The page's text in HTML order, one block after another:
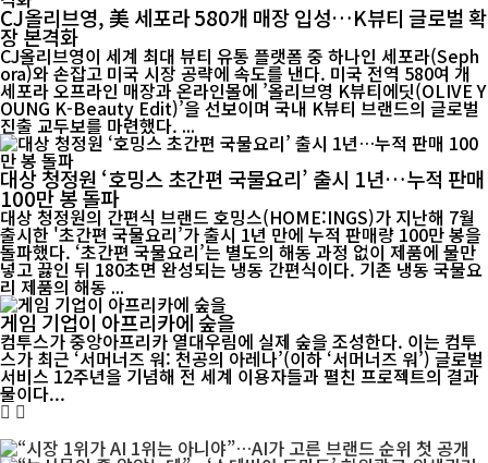
CJ올리브영, 美 세포라 580개 매장 입성…K뷰티 글로벌 확
장 본격화
CJ올리브영이 세계 최대 뷰티 유통 플랫폼 중 하나인 세포라(Seph
ora)와 손잡고 미국 시장 공략에 속도를 낸다. 미국 전역 580여 개
세포라 오프라인 매장과 온라인몰에 ’올리브영 K뷰티에딧(OLIVE Y
OUNG K-Beauty Edit)’을 선보이며 국내 K뷰티 브랜드의 글로벌
진출 교두보를 마련했다. ...
대상 청정원 ‘호밍스 초간편 국물요리’ 출시 1년…누적 판매
100만 봉 돌파
대상 청정원의 간편식 브랜드 호밍스(HOME:INGS)가 지난해 7월
출시한 '초간편 국물요리’가 출시 1년 만에 누적 판매량 100만 봉을
돌파했다. ‘초간편 국물요리’는 별도의 해동 과정 없이 제품에 물만
넣고 끓인 뒤 180초면 완성되는 냉동 간편식이다. 기존 냉동 국물요
리 제품의 해동 ...
게임 기업이 아프리카에 숲을
컴투스가 중앙아프리카 열대우림에 실제 숲을 조성한다. 이는 컴투
스가 최근 ‘서머너즈 워: 천공의 아레나’(이하 ‘서머너즈 워’) 글로벌
서비스 12주년을 기념해 전 세계 이용자들과 펼친 프로젝트의 결과
물이다...